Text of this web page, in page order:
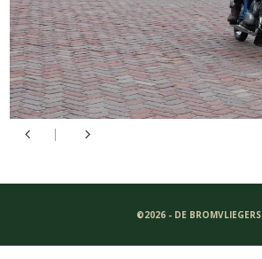
©2026 - DE BROMVLIEGERS